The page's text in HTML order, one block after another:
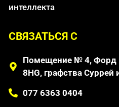
интеллекта
СВЯЗАТЬСЯ С
Помещение № 4, Форд
8HG, графства Суррей
077 6363 0404